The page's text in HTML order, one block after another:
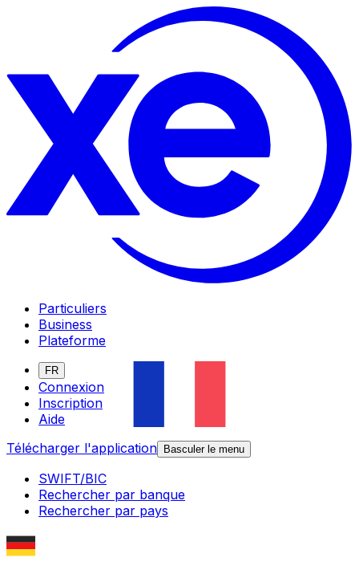
Particuliers
Business
Plateforme
FR
Connexion
Inscription
Aide
Télécharger l'application
Basculer le menu
SWIFT/BIC
Rechercher par banque
Rechercher par pays